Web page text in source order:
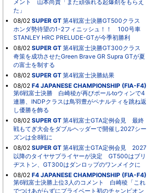
メント 山本尚貴「また頑張れる起爆剤をもらえ
た」
08/02 SUPER GT 第4戦富士決勝GT500クラス
ホンダ勢待望の1-2フィニッシュ！！ 100号車
STANLEY HRC PRELUDE-GTが今季初勝利
08/02 SUPER GT 第4戦富士決勝GT300クラス
奇策を成功させたGreen Brave GR Supra GTが夏
の富士を制する
08/02 SUPER GT 第4戦富士決勝結果
08/02 F4 JAPANESE CHAMPIONSHIP (FIA-F4)
第6戦富士決勝 白崎稜が再びポールtoウィンで4
連勝、INDPクラスは鳥羽豊がペナルティを跳ね返
し優勝を飾る
08/02 SUPER GT 第4戦富士GTA定例会見 最終
戦もてぎ大会をダブルヘッダーで開催し2027シー
ズンは全8戦に
08/02 SUPER GT 第4戦富士GTA定例会見 2027
以降のタイヤサプライヤーが決定 GT500はブリ
ヂストン、GT300はダンロップのワンメイクに
08/02 F4 JAPANESE CHAMPIONSHIP (FIA-F4)
第6戦富士決勝上位3人のコメント 白崎稜「これ
でつけあがらずにプライベート初のチャンピオン